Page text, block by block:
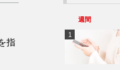
指
週間